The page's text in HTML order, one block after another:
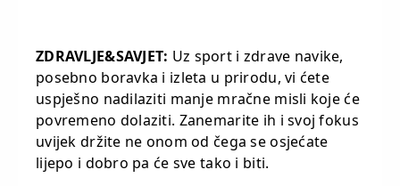
ZDRAVLJE&SAVJET: Uz sport i zdrave navike,
posebno boravka i izleta u prirodu, vi ćete
uspješno nadilaziti manje mračne misli koje će
povremeno dolaziti. Zanemarite ih i svoj fokus
uvijek držite ne onom od čega se osjećate
lijepo i dobro pa će sve tako i biti.